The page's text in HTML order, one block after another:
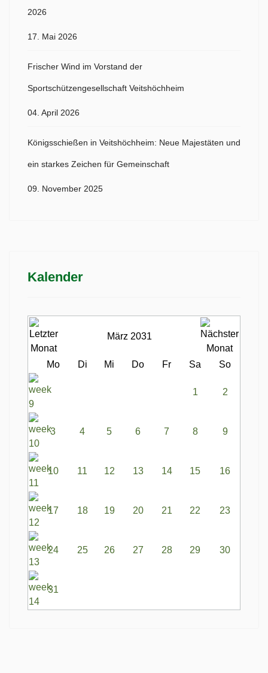
2026
17. Mai 2026
Frischer Wind im Vorstand der
Sportschützengesellschaft Veitshöchheim
04. April 2026
Königsschießen in Veitshöchheim: Neue Majestäten und
ein starkes Zeichen für Gemeinschaft
09. November 2025
Kalender
März 2031
Mo Di Mi Do Fr Sa So
1 2
3 4 5 6 7 8 9
10 11 12 13 14 15 16
17 18 19 20 21 22 23
24 25 26 27 28 29 30
31